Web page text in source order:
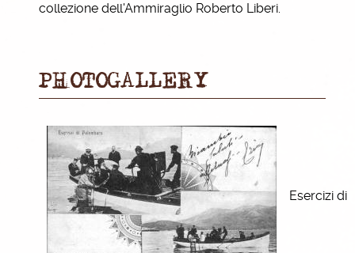
collezione dell'Ammiraglio Roberto Liberi.
PHOTOGALLERY
Esercizi di